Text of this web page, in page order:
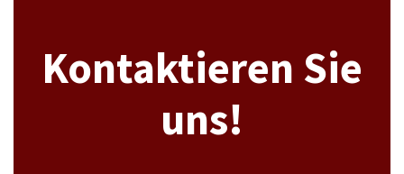
Kontaktieren Sie
uns!